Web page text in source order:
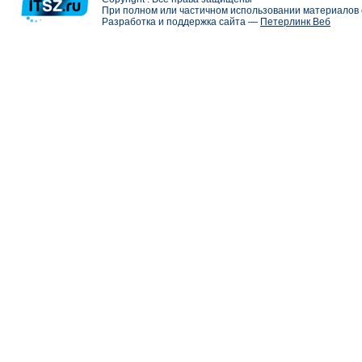
При полном или частичном использовании
Разработка и поддержка сайта — Петерлинк Веб